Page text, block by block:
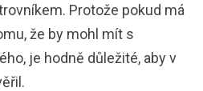
Protože pokud má
že by mohl mít s
je hodně důležité, aby v